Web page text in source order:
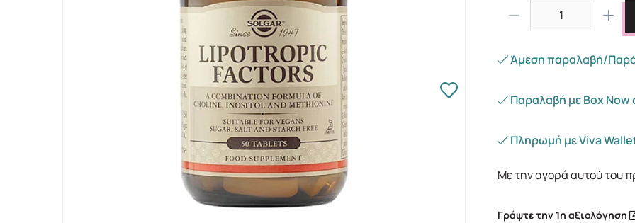
Άμεση παραλαβή/
Παραλαβή με Box Now
Πληρωμή με Viva
Με την αγορά αυτού του
Γράψτε την 1η αξιολόγηση